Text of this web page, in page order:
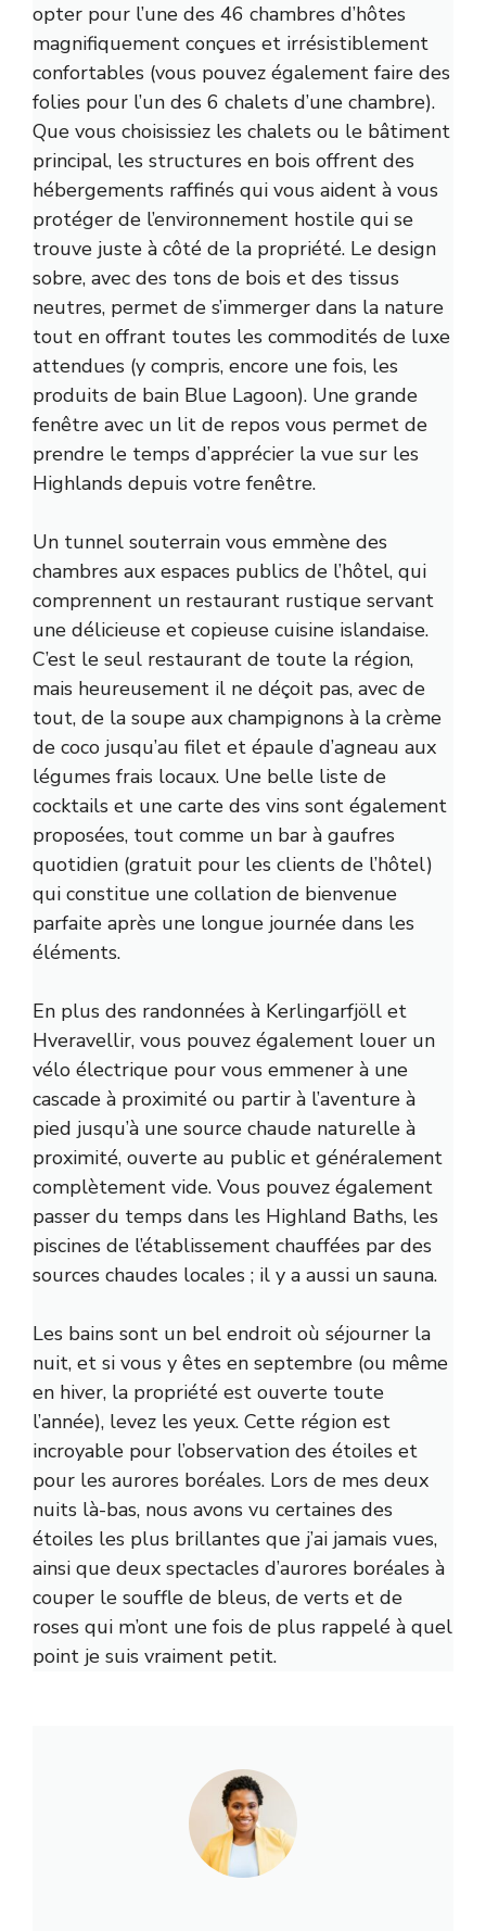
opter pour l’une des 46 chambres d’hôtes
magnifiquement conçues et irrésistiblement
confortables (vous pouvez également faire des
folies pour l’un des 6 chalets d’une chambre).
Que vous choisissiez les chalets ou le bâtiment
principal, les structures en bois offrent des
hébergements raffinés qui vous aident à vous
protéger de l’environnement hostile qui se
trouve juste à côté de la propriété. Le design
sobre, avec des tons de bois et des tissus
neutres, permet de s’immerger dans la nature
tout en offrant toutes les commodités de luxe
attendues (y compris, encore une fois, les
produits de bain Blue Lagoon). Une grande
fenêtre avec un lit de repos vous permet de
prendre le temps d’apprécier la vue sur les
Highlands depuis votre fenêtre.
Un tunnel souterrain vous emmène des
chambres aux espaces publics de l’hôtel, qui
comprennent un restaurant rustique servant
une délicieuse et copieuse cuisine islandaise.
C’est le seul restaurant de toute la région,
mais heureusement il ne déçoit pas, avec de
tout, de la soupe aux champignons à la crème
de coco jusqu’au filet et épaule d’agneau aux
légumes frais locaux. Une belle liste de
cocktails et une carte des vins sont également
proposées, tout comme un bar à gaufres
quotidien (gratuit pour les clients de l’hôtel)
qui constitue une collation de bienvenue
parfaite après une longue journée dans les
éléments.
En plus des randonnées à Kerlingarfjöll et
Hveravellir, vous pouvez également louer un
vélo électrique pour vous emmener à une
cascade à proximité ou partir à l’aventure à
pied jusqu’à une source chaude naturelle à
proximité, ouverte au public et généralement
complètement vide. Vous pouvez également
passer du temps dans les Highland Baths, les
piscines de l’établissement chauffées par des
sources chaudes locales ; il y a aussi un sauna.
Les bains sont un bel endroit où séjourner la
nuit, et si vous y êtes en septembre (ou même
en hiver, la propriété est ouverte toute
l’année), levez les yeux. Cette région est
incroyable pour l’observation des étoiles et
pour les aurores boréales. Lors de mes deux
nuits là-bas, nous avons vu certaines des
étoiles les plus brillantes que j’ai jamais vues,
ainsi que deux spectacles d’aurores boréales à
couper le souffle de bleus, de verts et de
roses qui m’ont une fois de plus rappelé à quel
point je suis vraiment petit.